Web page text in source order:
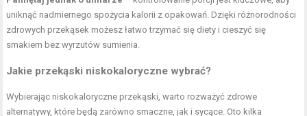
uniknąć nadmiernego spożycia kalorii z opakowań. Dzięki różnorodności
zdrowych przekąsek możesz łatwo trzymać się diety i cieszyć się
smakiem bez wyrzutów sumienia.
Jakie przekąski niskokaloryczne wybrać?
Wybierając niskokaloryczne przekąski, warto rozważyć zdrowe
alternatywy, które będą zarówno smaczne, jak i sycące. Oto kilka